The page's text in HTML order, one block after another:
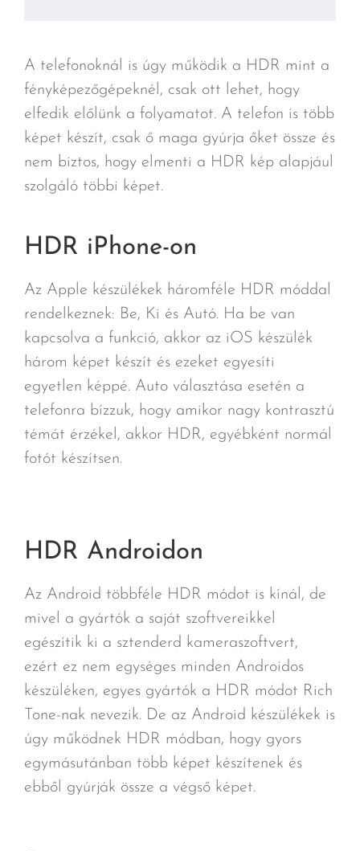
A telefonoknál is úgy működik a HDR mint a
fényképezőgépeknél, csak ott lehet, hogy
elfedik előlünk a folyamatot. A telefon is több
képet készít, csak ő maga gyúrja őket össze és
nem biztos, hogy elmenti a HDR kép alapjául
szolgáló többi képet.
HDR iPhone-on
Az Apple készülékek háromféle HDR móddal
rendelkeznek: Be, Ki és Autó. Ha be van
kapcsolva a funkció, akkor az iOS készülék
három képet készít és ezeket egyesíti
egyetlen képpé. Auto választása esetén a
telefonra bízzuk, hogy amikor nagy kontrasztú
témát érzékel, akkor HDR, egyébként normál
fotót készítsen.
HDR Androidon
Az Android többféle HDR módot is kínál, de
mivel a gyártók a saját szoftvereikkel
egészítik ki a sztenderd kameraszoftvert,
ezért ez nem egységes minden Androidos
készüléken, egyes gyártók a HDR módot Rich
Tone-nak nevezik. De az Android készülékek is
úgy működnek HDR módban, hogy gyors
egymásutánban több képet készítenek és
ebből gyúrják össze a végső képet.